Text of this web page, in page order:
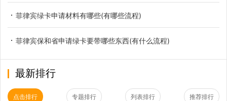
菲律宾绿卡申请材料有哪些(有哪些流程)
菲律宾保和省申请绿卡要带哪些东西(有什么流程)
最新排行
点击排行 专题排行 列表排行 推荐排行